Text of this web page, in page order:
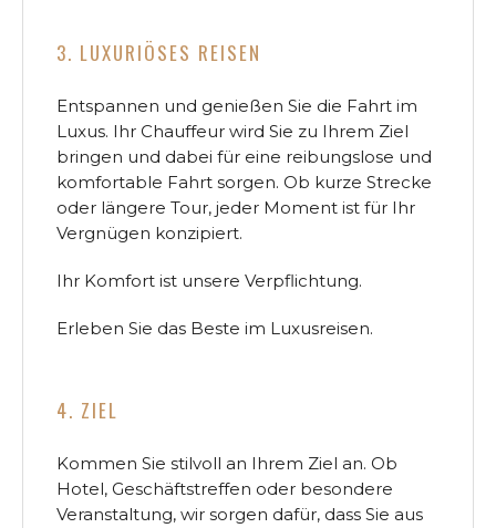
3. LUXURIÖSES REISEN
Entspannen und genießen Sie die Fahrt im
Luxus. Ihr Chauffeur wird Sie zu Ihrem Ziel
bringen und dabei für eine reibungslose und
komfortable Fahrt sorgen. Ob kurze Strecke
oder längere Tour, jeder Moment ist für Ihr
Vergnügen konzipiert.
Ihr Komfort ist unsere Verpflichtung.
Erleben Sie das Beste im Luxusreisen.
4. ZIEL
Kommen Sie stilvoll an Ihrem Ziel an. Ob
Hotel, Geschäftstreffen oder besondere
Veranstaltung, wir sorgen dafür, dass Sie aus